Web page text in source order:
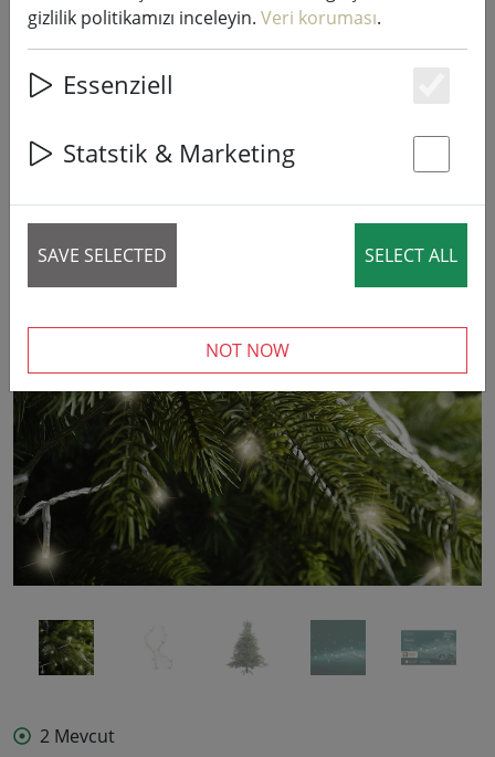
Dimmerli Basic 180 LED sıcak beyaz
dış mekan 13.5m şeffaf
7% DISCOUNT
2 Mevcut
gizlilik politikamızı inceleyin. Veri koruması.
Essenziell
Statstik & Marketing
SAVE SELECTED SELECT ALL
NOT NOW